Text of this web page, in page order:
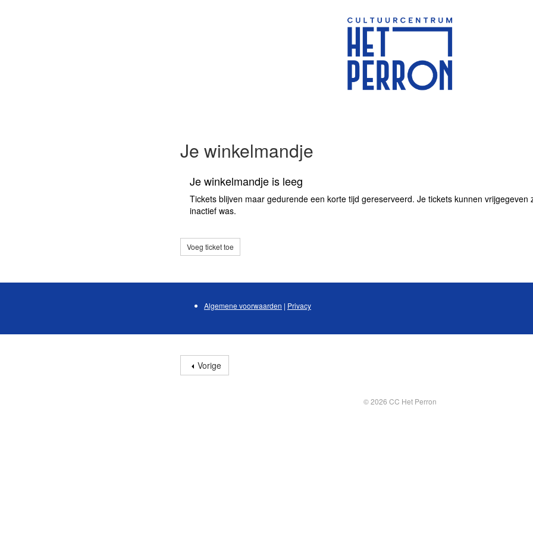
Je winkelmandje
Je winkelmandje is leeg
Tickets blijven maar gedurende een korte tijd gereserveerd. Je tickets kunnen vrijgegeven
inactief was.
Voeg ticket toe
Algemene voorwaarden | Privacy
Vorige
© 2026 CC Het Perron